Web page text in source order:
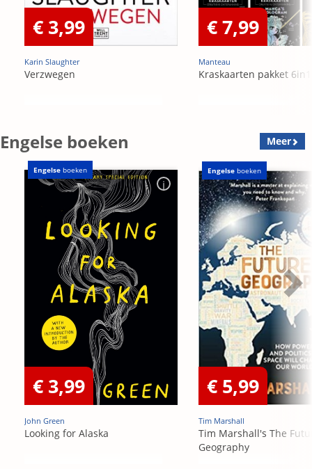
€ 3,99
Karin Slaughter
Verzwegen
€ 7,99
Manteau
Kraskaarten pakket 6in1
Engelse boeken Meer
Engelse boeken
€ 3,99
John Green
Looking for Alaska
Engelse boeken
€ 5,99
Tim Marshall
Tim Marshall's The
Geography